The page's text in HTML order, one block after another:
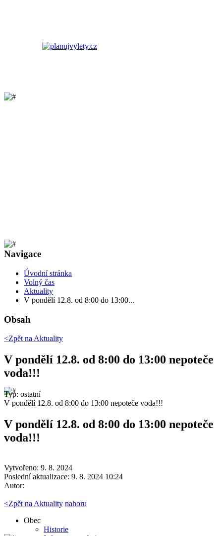
Navigace
Úvodní stránka
Volný čas
Aktuality
V pondělí 12.8. od 8:00 do 13:00...
Obsah
<Zpět na Aktuality
V pondělí 12.8. od 8:00 do 13:00 nepoteče
voda!!!
Typ: ostatní
V pondělí 12.8. od 8:00 do 13:00 nepoteče voda!!!
V pondělí 12.8. od 8:00 do 13:00 nepoteče
voda!!!
Vytvořeno: 9. 8. 2024
Poslední aktualizace: 9. 8. 2024 10:24
Autor:
<Zpět na Aktuality nahoru
Obec
Historie